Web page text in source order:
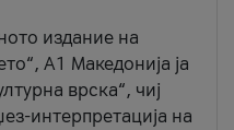
издание на
А1 Македонија ја
врска“, чиј
интерпретација на